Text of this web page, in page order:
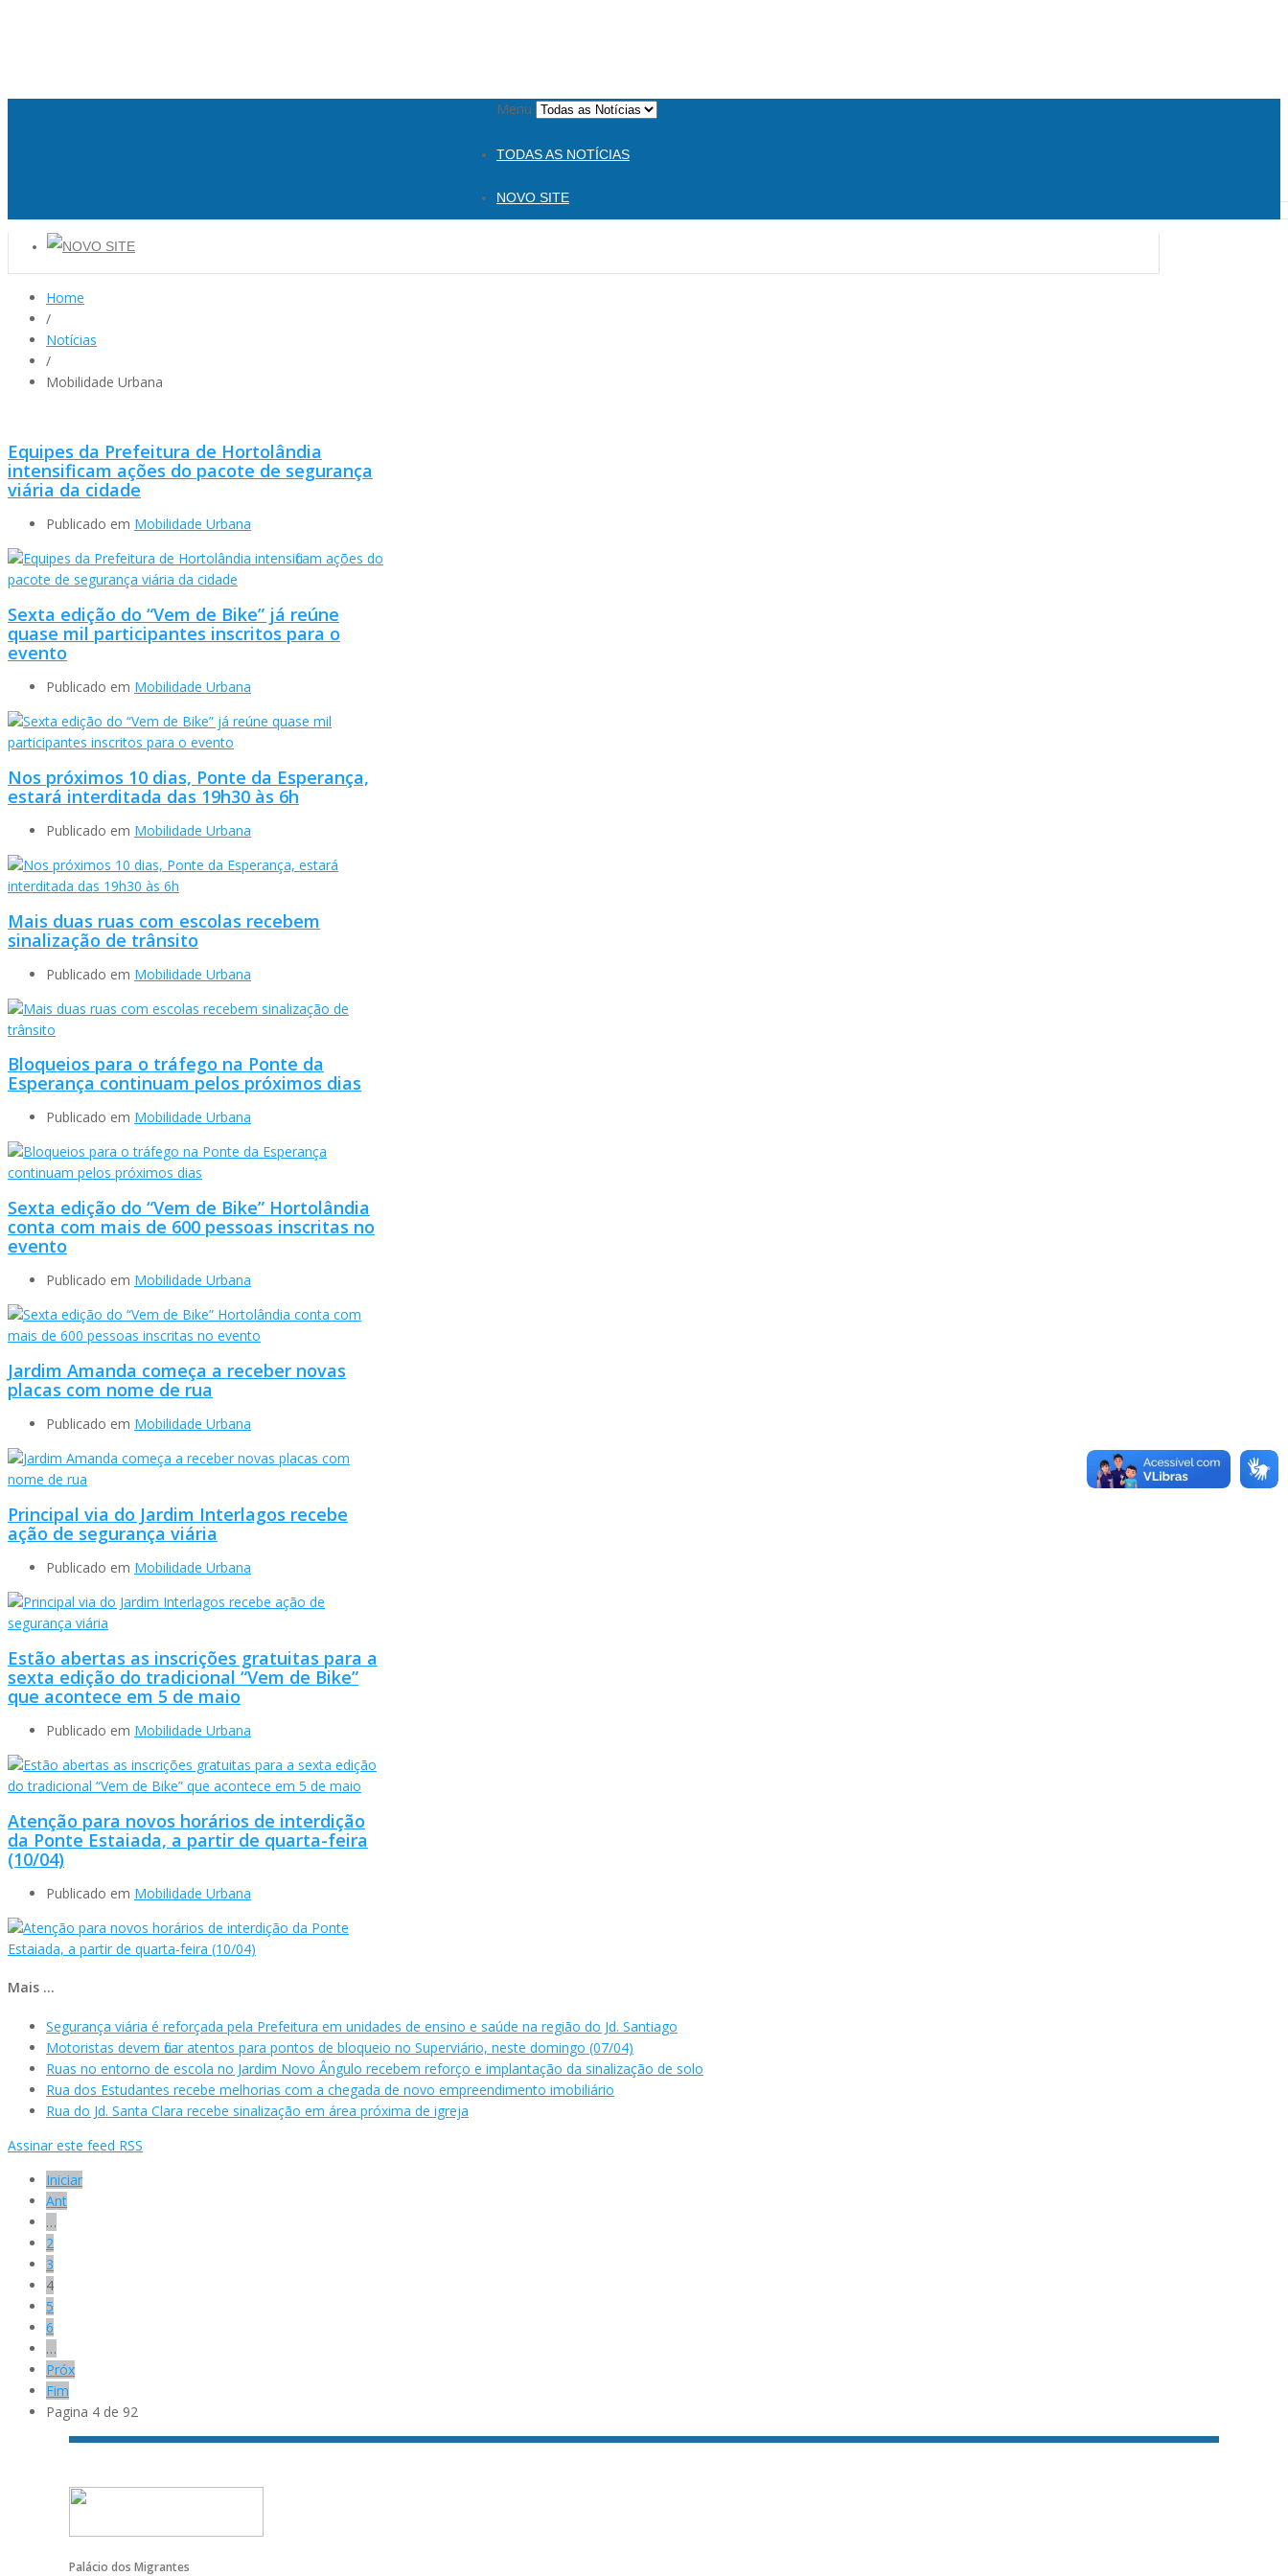
Menu
TODAS AS NOTÍCIAS
NOVO SITE
Home
/
Notícias
/
Mobilidade Urbana
Equipes da Prefeitura de Hortolândia
intensificam ações do pacote de segurança
viária da cidade
Publicado em Mobilidade Urbana
Sexta edição do “Vem de Bike” já reúne
quase mil participantes inscritos para o
evento
Publicado em Mobilidade Urbana
Nos próximos 10 dias, Ponte da Esperança,
estará interditada das 19h30 às 6h
Publicado em Mobilidade Urbana
Mais duas ruas com escolas recebem
sinalização de trânsito
Publicado em Mobilidade Urbana
Bloqueios para o tráfego na Ponte da
Esperança continuam pelos próximos dias
Publicado em Mobilidade Urbana
Sexta edição do “Vem de Bike” Hortolândia
conta com mais de 600 pessoas inscritas no
evento
Publicado em Mobilidade Urbana
Jardim Amanda começa a receber novas
placas com nome de rua
Publicado em Mobilidade Urbana
Principal via do Jardim Interlagos recebe
ação de segurança viária
Publicado em Mobilidade Urbana
Estão abertas as inscrições gratuitas para a
sexta edição do tradicional “Vem de Bike”
que acontece em 5 de maio
Publicado em Mobilidade Urbana
Atenção para novos horários de interdição
da Ponte Estaiada, a partir de quarta-feira
(10/04)
Publicado em Mobilidade Urbana
Mais ...
Segurança viária é reforçada pela Prefeitura em unidades de ensino e saúde na região do Jd. Santiago
Motoristas devem ficar atentos para pontos de bloqueio no Superviário, neste domingo (07/04)
Ruas no entorno de escola no Jardim Novo Ângulo recebem reforço e implantação da sinalização de solo
Rua dos Estudantes recebe melhorias com a chegada de novo empreendimento imobiliário
Rua do Jd. Santa Clara recebe sinalização em área próxima de igreja
Assinar este feed RSS
Iniciar
Ant
…
2
3
4
5
6
…
Próx
Fim
Pagina 4 de 92
Palácio dos Migrantes